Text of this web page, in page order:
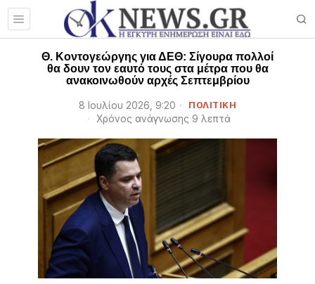
Θ. Κοντογεώργης για ΔΕΘ: Σίγουρα πολλοί
θα δουν τον εαυτό τους στα μέτρα που θα
ανακοινωθούν αρχές Σεπτεμβρίου
8 Ιουλίου 2026, 9:20 ΠΟΛΙΤΙΚΗ
Χρόνος ανάγνωσης 9 λεπτά